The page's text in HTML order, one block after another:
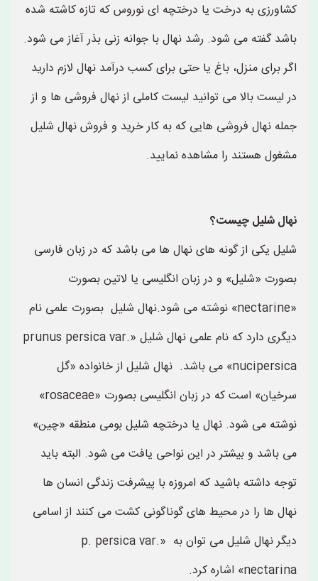
کشاورزی به درخت یا درختچه ای نوروس که تازه کاشته شده
باشد گفته می شود. رشد نهال با جوانه زنی بذر آغاز می شود.
اگر برای منزل، باغ یا حتی برای کسب درآمد نهال لازم دارید
در لیست بالا می توانید لیست کاملی از نهال فروشی ها و از
جمله نهال فروشی هایی که به کار خرید و فروش نهال شلیل
مشغول هستند را مشاهده نمایید.
نهال شلیل چیست؟
شلیل یکی از گونه های نهال ها می باشد که در زبان فارسی
بصورت «شلیل» و در زبان انگلیسی یا لاتین بصورت
«nectarine» نوشته می شود.نهال شلیل بصورت علمی نام
دیگری دارد که نام علمی نهال شلیل «prunus persica var.
nucipersica» می باشد. نهال شلیل از خانواده «گل
سرخیان» است که در زبان انگلیسی بصورت «rosaceae»
نوشته می شود. نهال یا درختچه شلیل بومی منطقه «چین»
می باشد و بیشتر در این نواحی یافت می شود. البته باید
توجه داشته باشید که امروزه با پیشرفت زندگی انسان ها
نهال ها را در محیط های گوناگونی کشت می کنند از اسامی
دیگر نهال شلیل می توان به «p. persica var.
nectarina» اشاره کرد.